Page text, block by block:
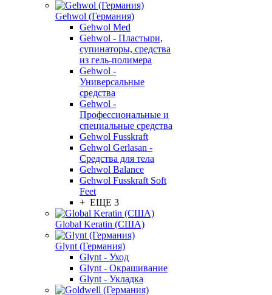
Gehwol (Германия)
Gehwol Med
Gehwol - Пластыри,
супинаторы, средства
из гель-полимера
Gehwol -
Универсальные
средства
Gehwol -
Профессиональные и
специальные средства
Gehwol Fusskraft
Gehwol Gerlasan -
Средства для тела
Gehwol Balance
Gehwol Fusskraft Soft
Feet
+ ЕЩЕ 3
Global Keratin (США)
Glynt (Германия)
Glynt - Уход
Glynt - Окрашивание
Glynt - Укладка